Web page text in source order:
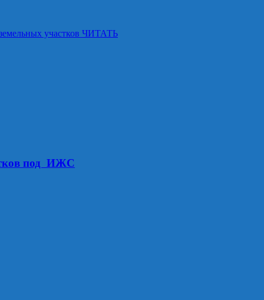
участков ЧИТАТЬ
под ИЖС